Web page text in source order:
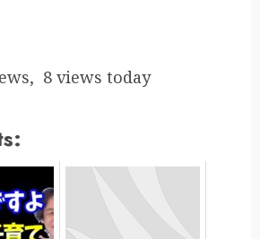
8 views today